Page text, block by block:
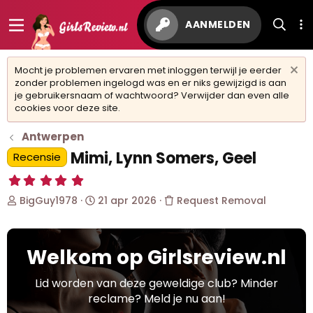
AANMELDEN
Mocht je problemen ervaren met inloggen terwijl je eerder
zonder problemen ingelogd was en er niks gewijzigd is aan
je gebruikersnaam of wachtwoord? Verwijder dan even alle
cookies voor deze site.
Antwerpen
Recensie
Mimi, Lynn Somers, Geel
5
0
t
e
r
(
r
e
n
O
d
p
BigGuy1978
S
a
r
t
d
a
t
u
21 apr 2026 Request Removal
Welkom op Girlsreview.nl
Lid worden van deze geweldige club? Minder
reclame? Meld je nu aan!